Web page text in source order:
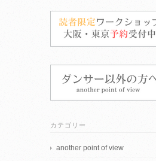
カテゴリー
another point of view